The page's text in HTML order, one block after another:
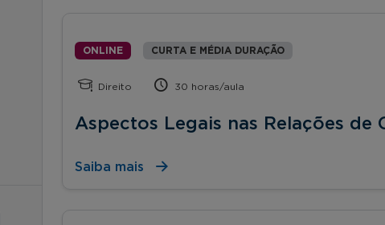
ONLINE CURTA E MÉDIA DURAÇÃO
Direito 30 horas/aula
Aspectos Legais nas Relações de
Saiba mais